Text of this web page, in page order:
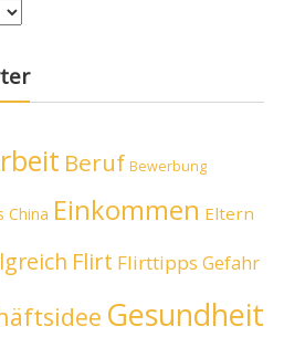
Beruf Bewerbung
China Einkommen Eltern
Flirt Flirttipps Gefahr
Gesundheit